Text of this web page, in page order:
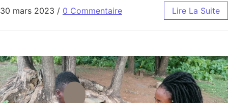
30 mars 2023 / 0 Commentaire Lire La Suite